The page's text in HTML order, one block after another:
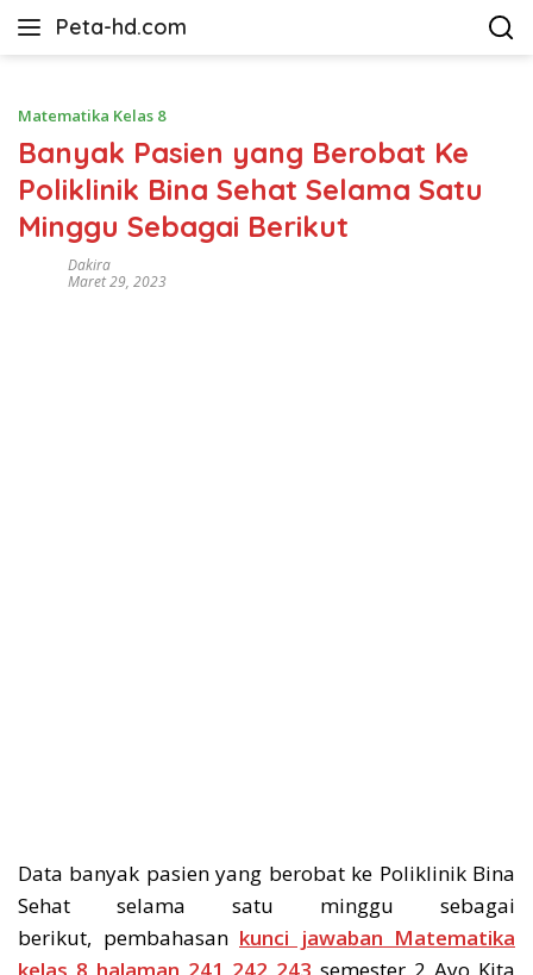
Peta-hd.com
Kumpulan
HD
Matematika Kelas 8
Banyak Pasien yang Berobat Ke
Poliklinik Bina Sehat Selama Satu
Minggu Sebagai Berikut
Dakira
Maret 29, 2023
Data banyak pasien yang berobat ke Poliklinik Bina
Sehat selama satu minggu sebagai
berikut, pembahasan kunci jawaban Matematika